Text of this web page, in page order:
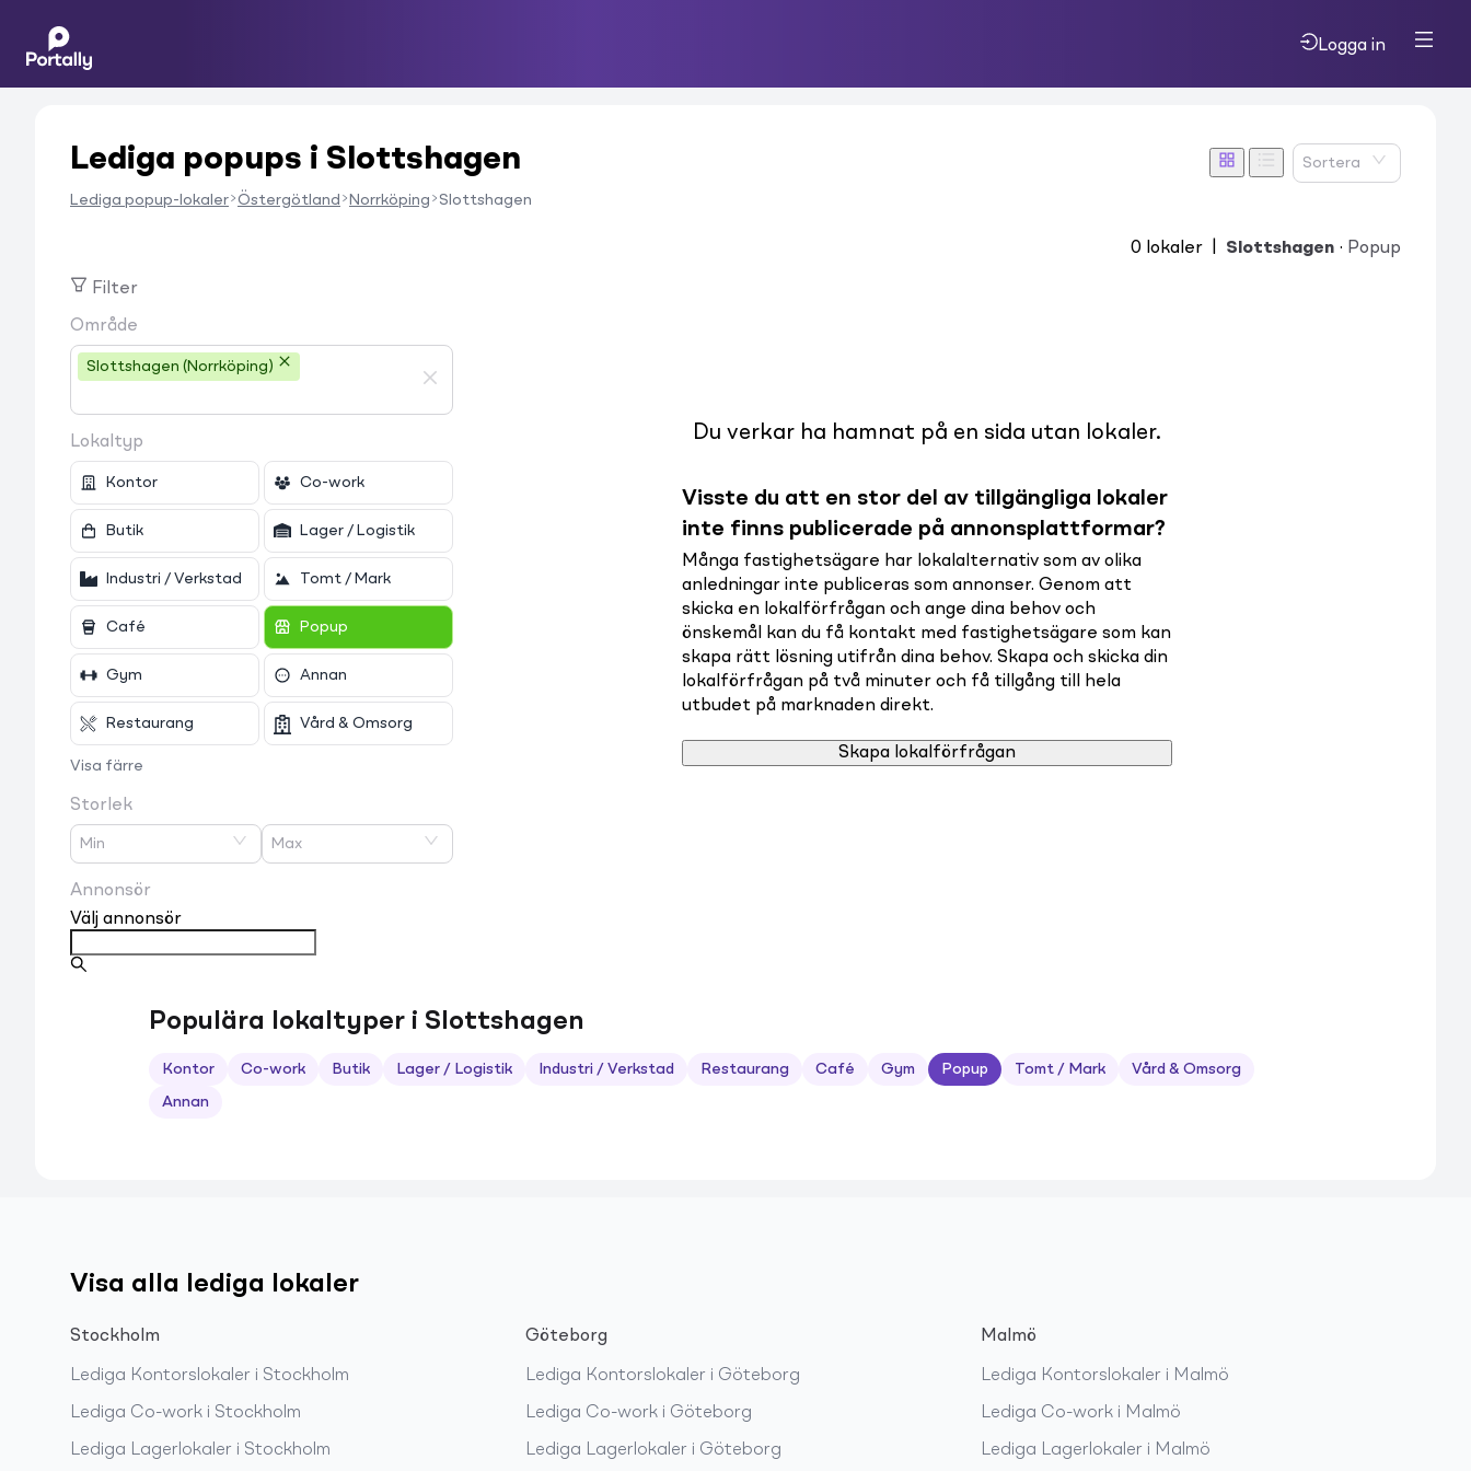
Logga in
Lediga popups i Slottshagen
Lediga popup-lokaler Östergötland Norrköping Slottshagen
Sortera
0 lokaler Slottshagen · Popup
Filter
Område
Slottshagen (Norrköping)
Lokaltyp
Kontor Co-work
Butik Lager / Logistik
Industri / Verkstad Tomt / Mark
Café Popup
Gym Annan
Restaurang Vård & Omsorg
Visa färre
Storlek
Min Max
Annonsör
Välj annonsör
Du verkar ha hamnat på en sida utan lokaler.
Visste du att en stor del av tillgängliga lokaler
inte finns publicerade på annonsplattformar?
Många fastighetsägare har lokalalternativ som av olika
anledningar inte publiceras som annonser. Genom att
skicka en lokalförfrågan och ange dina behov och
önskemål kan du få kontakt med fastighetsägare som kan
skapa rätt lösning utifrån dina behov. Skapa och skicka din
lokalförfrågan på två minuter och få tillgång till hela
utbudet på marknaden direkt.
Skapa lokalförfrågan
Populära lokaltyper i Slottshagen
Kontor Co-work Butik Lager / Logistik Industri / Verkstad Restaurang Café Gym Popup Tomt / Mark Vård & Omsorg
Annan
Visa alla lediga lokaler
Stockholm
Lediga Kontorslokaler i Stockholm
Lediga Co-work i Stockholm
Lediga Lagerlokaler i Stockholm
Göteborg
Lediga Kontorslokaler i Göteborg
Lediga Co-work i Göteborg
Lediga Lagerlokaler i Göteborg
Malmö
Lediga Kontorslokaler i Malmö
Lediga Co-work i Malmö
Lediga Lagerlokaler i Malmö